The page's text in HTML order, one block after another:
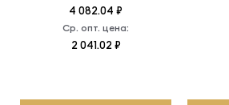
4 082.04 ₽
Ср. опт. цена:
2 041.02 ₽